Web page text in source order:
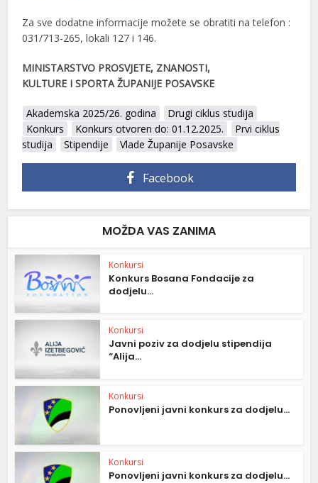
Za sve dodatne informacije možete se obratiti na telefon :
031/713-265, lokali 127 i 146.
MINISTARSTVO PROSVJETE, ZNANOSTI,
KULTURE I SPORTA ŽUPANIJE POSAVSKE
Akademska 2025/26. godina
Drugi ciklus studija
Konkurs
Konkurs otvoren do: 01.12.2025.
Prvi ciklus
studija
Stipendije Vlade Županije Posavske
Facebook
MOŽDA VAS ZANIMA
Konkursi
Konkurs Bosana Fondacije za
dodjelu...
Konkursi
Javni poziv za dodjelu stipendija
“Alija...
Konkursi
Ponovljeni javni konkurs za dodjelu...
Konkursi
Ponovljeni javni konkurs za dodjelu...